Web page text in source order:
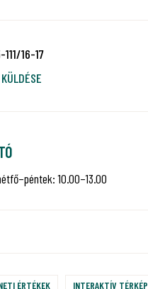
16-17
10.00–13.00
ÉRTÉKEK INTERAKTÍV TÉRKÉP